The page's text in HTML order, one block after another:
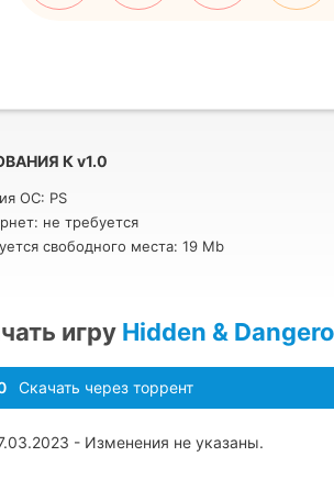
К v1.0
ОС: PS
не требуется
свободного места: 19 Mb
игру Hidden &
Скачать через торрент
- Изменения не указаны.